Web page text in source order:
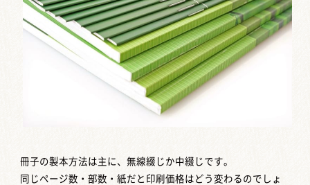
冊子の製本方法は主に、無線綴じか中綴じです。
同じページ数・部数・紙だと印刷価格はどう変わるのでしょ